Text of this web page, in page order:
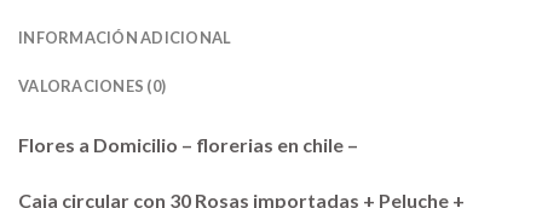
INFORMACIÓN ADICIONAL
VALORACIONES (0)
Flores a Domicilio – florerias en chile –
Caja circular con 30 Rosas importadas + Peluche +